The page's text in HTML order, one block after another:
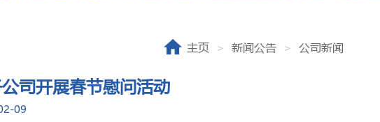
主页 新闻公告 公司新闻
司开展春节慰问活动
09